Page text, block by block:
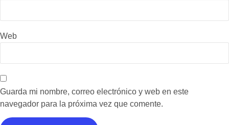
Web
Guarda mi nombre, correo electrónico y web en este
navegador para la próxima vez que comente.